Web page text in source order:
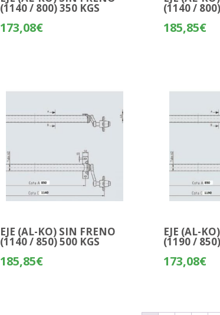
(1140 / 800) 350 KGS
173,08€
(1140 /
185,85€
EJE (AL-KO) SIN FRENO
(1140 / 850) 500 KGS
185,85€
EJE (AL-
(1190 /
173,08€